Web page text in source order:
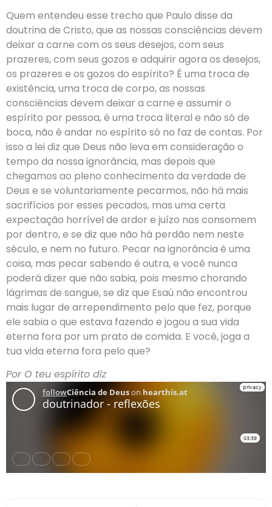
Quem entendeu esse trecho que Paulo disse da
doutrina de Cristo, que as nossas consciências devem
deixar a carne com os seus desejos, com seus
prazeres, com seus gozos e adquirir agora os desejos,
os prazeres e os gozos do espírito? É uma troca de
existência, uma troca de corpo, as nossas
consciências devem deixar a carne e assumir o
espírito por pessoa, é uma troca literal e não só de
boca, não é andar no espírito só no faz de contas. Por
isso a lei diz que Deus não leva em consideração o
tempo da nossa ignorância, mas depois que
chegamos ao pleno conhecimento da verdade de
Deus e se voluntariamente pecarmos, não há mais
sacrifícios por esses pecados, mas uma certa
expectação horrível de ardor e juízo nos consomem
por dentro, e se diz que não há perdão nem neste
século, e nem no futuro. Pecar na ignorância é uma
coisa, mas pecar sabendo é outra, e você nunca
poderá dizer que não sabia, pois mesmo chorando
lágrimas de sangue, se diz que Esaú não encontrou
mais lugar de arrependimento pelo que fez, porque
ele sabia o que estava fazendo e jogou a sua vida
eterna fora por um prato de comida. E você, joga a
tua vida eterna fora pelo que?
Por O teu espírito diz